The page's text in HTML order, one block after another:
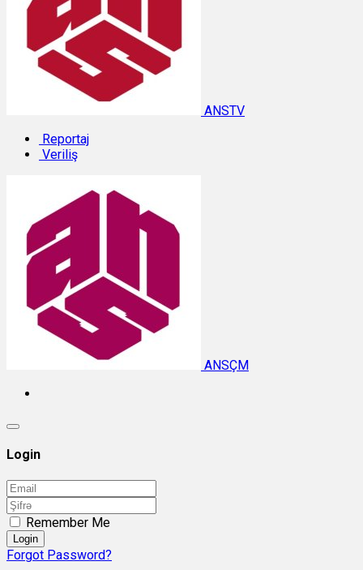
ANSTV
Reportaj
Veriliş
ANSÇM
Login
Remember Me
Login
Forgot Password?